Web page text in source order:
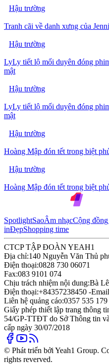
Hậu trường
Tranh cãi về danh xưng của
Hậu trường
LyLy tiết lộ mối duyên đóng
mật
Hậu trường
LyLy tiết lộ mối duyên đóng
mật
Hậu trường
Hoàng Mập đón tết trong biệt
Hậu trường
Hoàng Mập đón tết trong biệt
SpotlightSaoÂm nhạcCộng
inĐẹpShopping time
CTCP TẬP ĐOÀN YEAH1
Địa chỉ:140 Nguyễn Văn Thủ
Điện thoại:0828 730 06071
Fax:083 9101 074
Chịu trách nhiệm nội dung:Bà
Điện thoại:+84357238450 -
Liên hệ quảng cáo:0357 535 179
Giấy phép thiết lập trang thông
54/GP-TTĐT do Sở Thông tin
cấp ngày 30/07/2018
© Phát triển bởi Yeah1 Group.
rights reverved.